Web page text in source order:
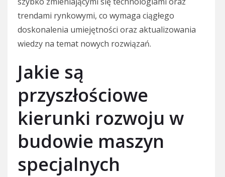
trendami rynkowymi, co wymaga ciągłego
doskonalenia umiejętności oraz aktualizowania
wiedzy na temat nowych rozwiązań.
Jakie są
przyszłościowe
kierunki rozwoju w
budowie maszyn
specjalnych